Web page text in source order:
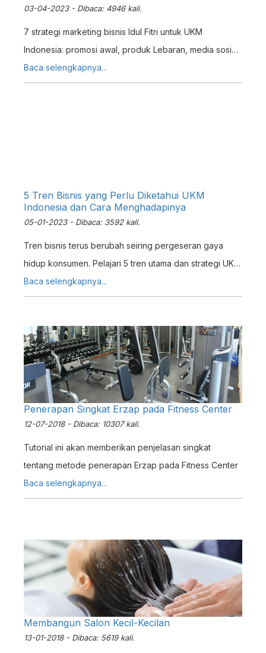
03-04-2023 - Dibaca: 4946 kali.
7 strategi marketing bisnis Idul Fitri untuk UKM
Indonesia: promosi awal, produk Lebaran, media sosial,
hingga program loyalitas pelanggan.
Baca selengkapnya...
5 Tren Bisnis yang Perlu Diketahui UKM
Indonesia dan Cara Menghadapinya
05-01-2023 - Dibaca: 3592 kali.
Tren bisnis terus berubah seiring pergeseran gaya
hidup konsumen. Pelajari 5 tren utama dan strategi UKM
menghadapinya dengan sistem ERP.
Baca selengkapnya...
Penerapan Singkat Erzap pada Fitness Center
12-07-2018 - Dibaca: 10307 kali.
Tutorial ini akan memberikan penjelasan singkat
tentang metode penerapan Erzap pada Fitness Center
Baca selengkapnya...
Membangun Salon Kecil-Kecilan
13-01-2018 - Dibaca: 5619 kali.